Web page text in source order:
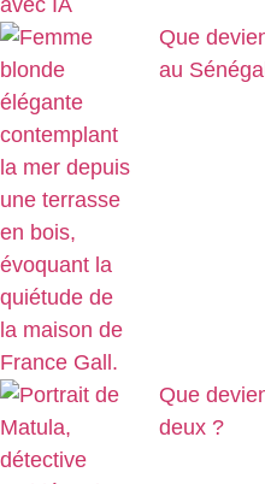
Que
au Sénégal
Que
deux ?